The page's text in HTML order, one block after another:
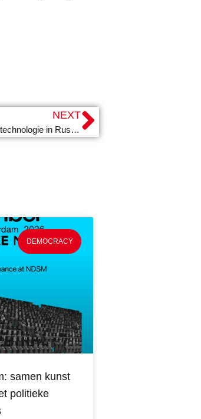
NEXT
Drones, sancties en verantwoordelijkheid: hoe Nederlandse technologie in Russische wapens belandt
DEMOCRACY
samen kunst
politieke